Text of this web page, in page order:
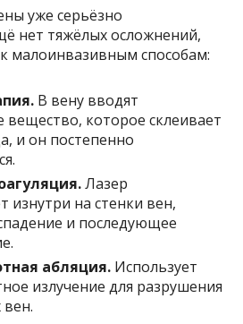
уже серьёзно
нет тяжёлых осложнений,
малоинвазивным способам:
В вену вводят
вещество, которое склеивает
и он постепенно
Лазер
изнутри на стенки вен,
и последующее
абляция. Использует
излучение для разрушения